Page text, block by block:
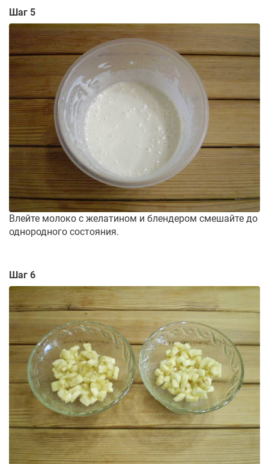
Шаг 5
Влейте молоко с желатином и блендером смешайте до
однородного состояния.
Шаг 6